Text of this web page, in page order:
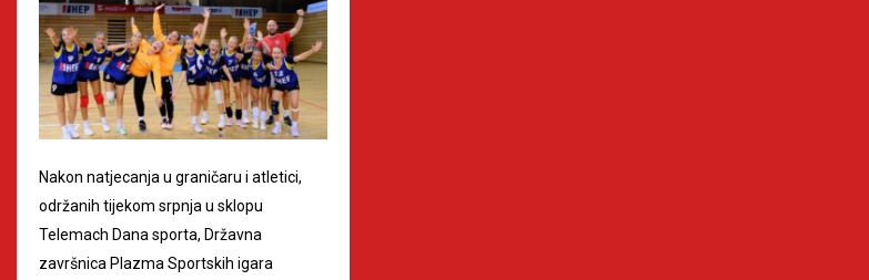
Nakon natjecanja u graničaru i atletici,
održanih tijekom srpnja u sklopu
Telemach Dana sporta, Državna
završnica Plazma Sportskih igara